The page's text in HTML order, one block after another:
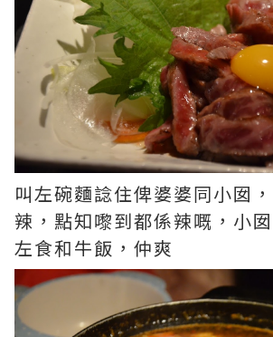
叫左碗麵諗住俾婆婆同小囡
辣，點知嚟到都係辣嘅，小
左食和牛飯，仲爽